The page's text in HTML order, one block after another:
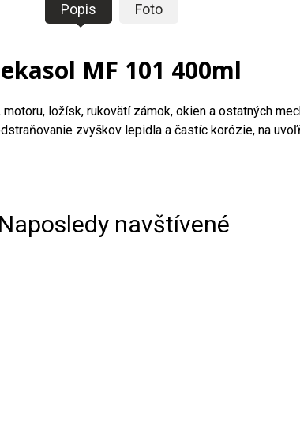
Popis Foto
MF 101 400ml
ložísk, rukovätí zámok, okien a ostatných
zvyškov lepidla a častíc korózie, na
Naposledy navštívené